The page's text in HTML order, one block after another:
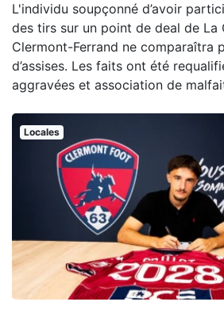
L'individu soupçonné d’avoir
des tirs sur un point de deal de La
Clermont-Ferrand ne comparaîtra
d’assises. Les faits ont été
aggravées et association de
Locales